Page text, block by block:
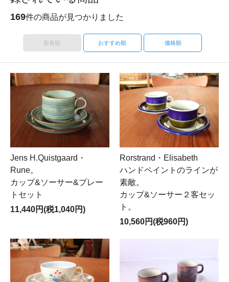
169件の商品が見つかりました
新着順 おすすめ順 価格順
Jens H.Quistgaard・
Rune。
カップ&ソーサー&プレー
トセット
11,440円(税1,040円)
Rorstrand・Elisabeth
ハンドペイントのラインが
素敵。
カップ&ソーサー２客セッ
ト。
10,560円(税960円)